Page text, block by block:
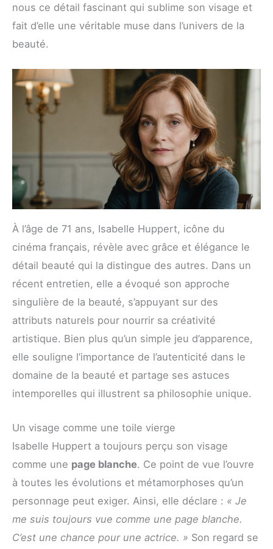
nous ce détail fascinant qui sublime son visage et
fait d’elle une véritable muse dans l’univers de la
beauté.
À l’âge de 71 ans, Isabelle Huppert, icône du
cinéma français, révèle avec grâce et élégance le
détail beauté qui la distingue des autres. Dans un
récent entretien, elle a évoqué son approche
singulière de la beauté, s’appuyant sur des
attributs naturels pour nourrir sa créativité
artistique. Bien plus qu’un simple jeu d’apparence,
elle souligne l’importance de l’autenticité dans le
domaine de la beauté et partage ses astuces
intemporelles qui illustrent sa philosophie unique.
Un visage comme une toile vierge
Isabelle Huppert a toujours perçu son visage
comme une page blanche. Ce point de vue l’ouvre
à toutes les évolutions et métamorphoses qu’un
personnage peut exiger. Ainsi, elle déclare : « Je
me suis toujours vue comme une page blanche.
C’est une chance pour une actrice. » Son regard se